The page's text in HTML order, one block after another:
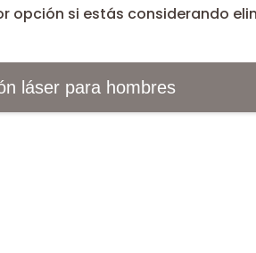
si estás considerando
láser para hombres